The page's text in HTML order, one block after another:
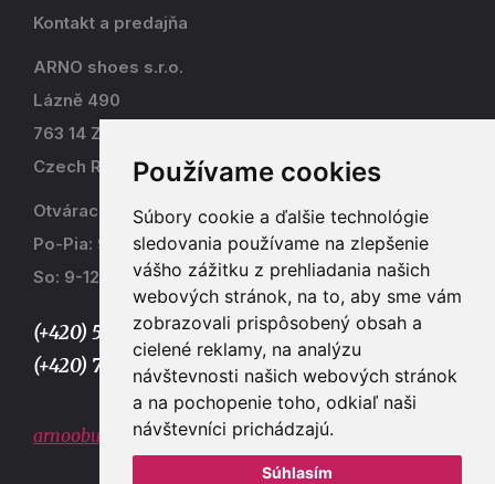
Používame cookies
Súbory cookie a ďalšie technológie
sledovania používame na zlepšenie
vášho zážitku z prehliadania našich
webových stránok, na to, aby sme vám
zobrazovali prispôsobený obsah a
cielené reklamy, na analýzu
návštevnosti našich webových stránok
a na pochopenie toho, odkiaľ naši
návštevníci prichádzajú.
Súhlasím
Kontakt a predajňa
ARNO shoes s.r.o.
Lázně 490
763 14 Zlín - Kostelec
Czech Republic
Otváracia doba
Po-Pia: 9-17
So: 9-12
(+420) 577 915 036,
(+420) 773 667 390
arnoobuv@gmail.com